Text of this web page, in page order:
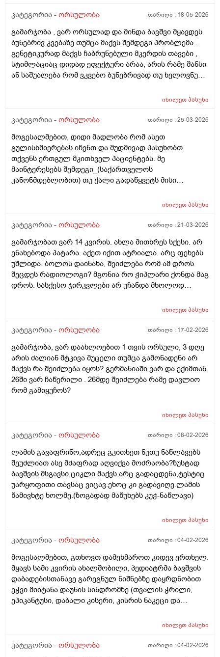
კატეგორია - ორსულობა თარიღი : 18-05-2026
გამარჯობა , ვარ ორსულად და მინდა ბავშვი მყავდეს
ბუნებრივ კვებაზე თუმცა მაქვს შემდეგი პრობლემა .
გენეტიკურად მაქვს ჩაბრუნებული მკერდის თავები ,
სტიმლაციაც დიდად ეფექტური არაა, არის რამე შანსი
ან საშუალება რომ ვკვებო ბუნებრივად თუ ხელოვნური
იხილეთპასუხი
კატეგორია - ორსულობა თარიღი :25-03-2026
მოგესალმებით, დიდი მადლობა რომ ასეთ
გულისხმიერებას იჩენთ და მუდმივად პასუხობთ
თქვენს ერთგულ მკითხველ პაციენტებს. მე
მაინტერესებს შემდეგი_(საქართველოს
კანონმდებლობით) თუ ქალი გადაწყვეტს მისი
(კვერცხუჯრედის კრიოპრეზერვაცია) შესაძლებელი?
მნიშვნელოვანი შეკითხვა_თუ, დავუშვათ, საკუთარ
გამოიყენებს, გაყინული კიდევ ისევ მორჩება
კლინიკაში, ამ დროს შემდგომ როგორ განვითარდება
სცენარი? რა ბედი ეწევა დარჩენილ გაყინულ
კვერცხუჯრედებს?_თუ მათ ვადა გასდით,
გამოიყენებენ მანამ სხვა ქალის
მიუხედავად? თუ არ შეწუხდებით, დეტალურად რომ
მადლობა!
იხილეთპასუხი
კატეგორია - ორსულობა თარიღი :21-03-2026
გამარჯობათ ვარ 14 კვირის. ახლა მითხრეს სქესი. არ
ენახებოდა პატარა. აქეთ იქით ატრიალა. არც ფეხებს
უშლიდა. ბოლოს დაინახა, შეიძლება რომ ამ დროს
შეცდეს რადიოლოგი? მგონია რო ჭიპლარი ქონდა მაგ
დროს. სასქესო ჯირკვლები არ უჩანდა მხოლოდ
იხილეთპასუხი
კატეგორია - ორსულობა თარიღი : 17-02-2026
გამარჯობა, ვარ დაახლოებით 1 თვის ორსული, 3 დღე
არის ძალიან მტკივა მუცელი თუმცა გამონადენი არ
მაქვს რა შეიძლება იყოს? გერმანიაში ვარ და ექიმთან
26ში ვარ ჩაწერილი . 26მდე შეიძლება რამე დავლიო
რომ გამიყუჩოს?
იხილეთპასუხი
კატეგორია - ორსულობა თარიღი :08-02-2026
ლამის გავაფრინო,ადრეც გკითხეთ ნუთუ ნაწლავებს
შეუძლიათ ასე მძაფრად აღვიქვა მოძრაობა?ზუსტად
ბავშვის მსგავსი,ციკლი მაქვს,არც გადაცდენა,ტესტიც
უარყოფითი თავსაც ვიცავ.ეხოც კი გადავიღე.ლამის
წამივხტე ხოლმე.(ზოგადად მაწუხებს კუჭ-ნაწლავი)
იხილეთპასუხი
კატეგორია - ორსულობა თარიღი :04-02-2026
მოგესალმებით, გთხოვთ დამეხმაროთ კიდევ ერთხელ.
მყავს სამი კვირის ახალშობილი, პედიატრმა ბავშვის
დაბადებისთანავე გარეგნულ ნიშნებზე დაყრდნობით
ეჭვი მიიტანა დაუნის სინდრომზე (თვალის ჭრილი,
ეპიკანტუსი, დაბალი კისერი, კისრის ნაკეცი და
აღმოაჩნდა გულის მანკი, ასევე სმენის პრობლემა და
მირჩიოთ ჯერ გენეტიკოსის კონსულტაცია მჭირდება
იხილეთპასუხი
კატეგორია - ორსულობა თარიღი :04-02-2026